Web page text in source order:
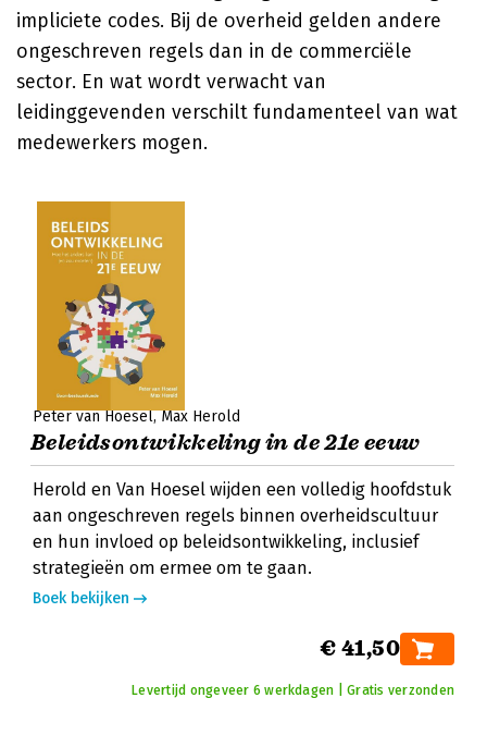
impliciete codes. Bij de overheid gelden andere
ongeschreven regels dan in de commerciële
sector. En wat wordt verwacht van
leidinggevenden verschilt fundamenteel van wat
medewerkers mogen.
Peter van Hoesel Max Herold
Beleidsontwikkeling in de 21e eeuw
Herold en Van Hoesel wijden een volledig hoofdstuk
aan ongeschreven regels binnen overheidscultuur
en hun invloed op beleidsontwikkeling, inclusief
strategieën om ermee om te gaan.
Boek bekijken
€ 41,50
Levertijd ongeveer 6 werkdagen | Gratis verzonden